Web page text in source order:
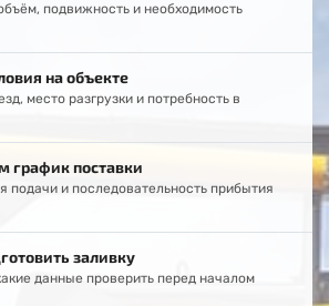
подвижность и необходимость
на объекте
место разгрузки и потребность в
график поставки
подачи и последовательность прибытия
заливку
данные проверить перед началом